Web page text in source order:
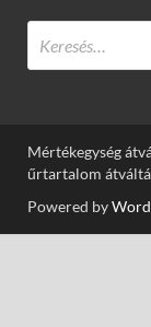
Mértékegység
űrtartalom
Powered by